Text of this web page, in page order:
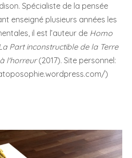
Spécialiste de la pensée
enseigné plusieurs années les
il est l’auteur de Homo
Part inconstructible de la Terre
l'horreur(2017). Site personnel:
)